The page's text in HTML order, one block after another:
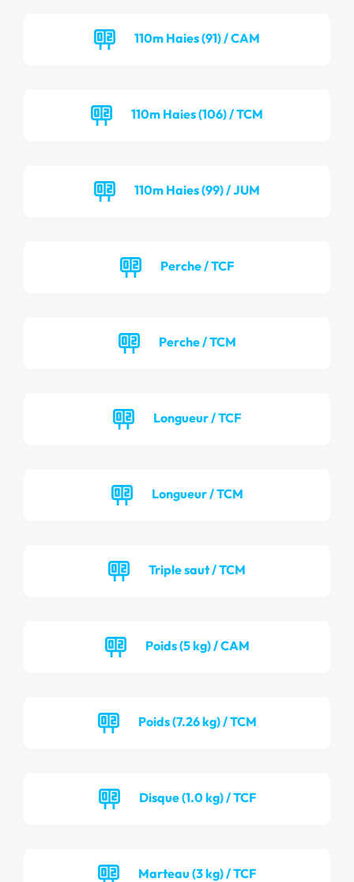
110m Haies (91) / CAM
110m Haies (106) / TCM
110m Haies (99) / JUM
Perche / TCF
Perche / TCM
Longueur / TCF
Longueur / TCM
Triple saut / TCM
Poids (5 kg) / CAM
Poids (7.26 kg) / TCM
Disque (1.0 kg) / TCF
Marteau (3 kg) / TCF